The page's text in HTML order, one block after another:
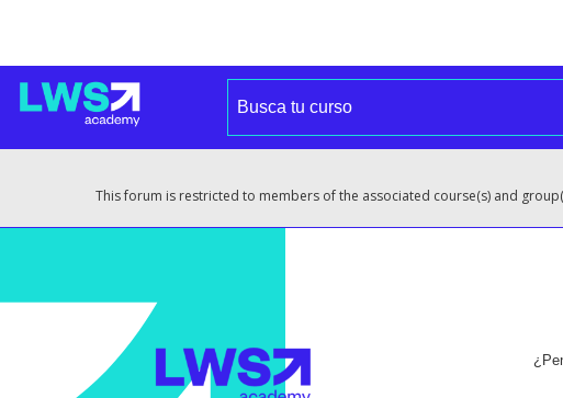
This forum is restricted to members of the associated course(s) and